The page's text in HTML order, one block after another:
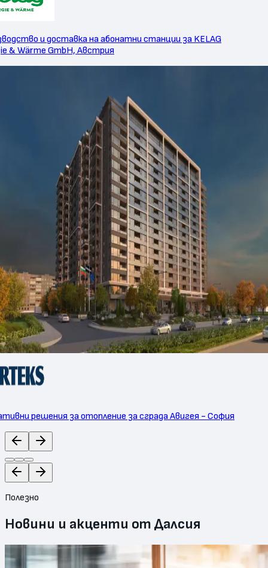
и доставка на абонатни станции за KELAG
& Wärme GmbH, Австрия
решения за отопление за сграда Авигея - София
Полезно
Новини и акценти от Далсия